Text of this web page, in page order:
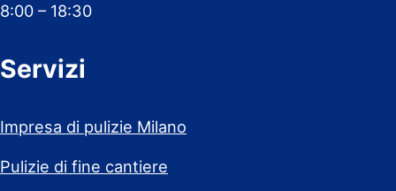
8:00 – 18:30
Servizi
Impresa di pulizie Milano
Pulizie di fine cantiere